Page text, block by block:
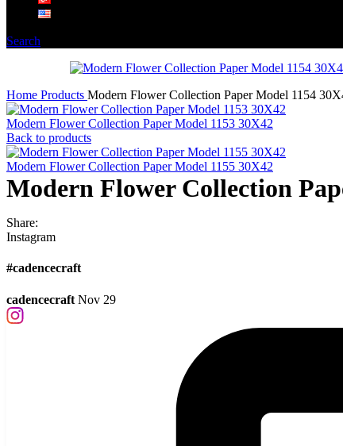
Search
Home Products Modern Flower Collection Paper Model 1154
Modern Flower Collection Paper Model 1153 30X42
Back to products
Modern Flower Collection Paper Model 1155 30X42
Modern Flower Collection
Share:
Instagram
#cadencecraft
cadencecraft Nov 29